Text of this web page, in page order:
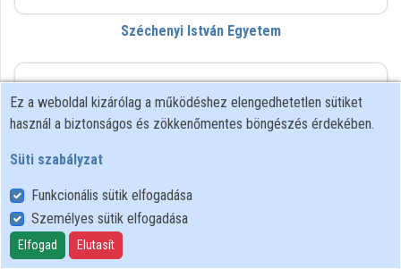
Széchenyi István Egyetem
szrszg
Szegedi Rendészeti Szakgimnázium
SZTE KK
Ez a weboldal kizárólag a működéshez elengedhetetlen sütiket
használ a biztonságos és zökkenőmentes böngészés érdekében.
Süti szabályzat
Funkcionális sütik elfogadása
Személyes sütik elfogadása
Elfogad Elutasít